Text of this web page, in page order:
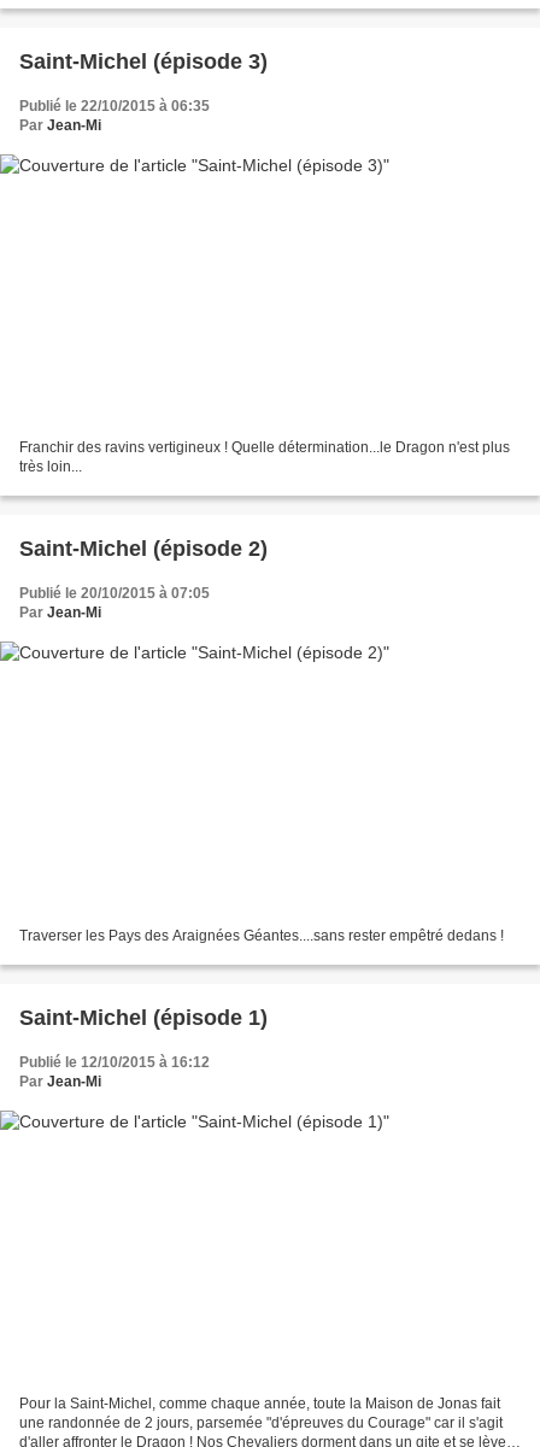
Saint-Michel (épisode 3)
Publié le 22/10/2015 à 06:35
Par Jean-Mi
Franchir des ravins vertigineux ! Quelle détermination...le Dragon n'est plus
très loin...
Saint-Michel (épisode 2)
Publié le 20/10/2015 à 07:05
Par Jean-Mi
Traverser les Pays des Araignées Géantes....sans rester empêtré dedans !
Saint-Michel (épisode 1)
Publié le 12/10/2015 à 16:12
Par Jean-Mi
Pour la Saint-Michel, comme chaque année, toute la Maison de Jonas fait
une randonnée de 2 jours, parsemée "d'épreuves du Courage" car il s'agit
d'aller affronter le Dragon ! Nos Chevaliers dorment dans un gite et se lèvent